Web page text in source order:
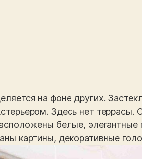
на фоне других.
Здесь нет
белые,
картины, декоративные